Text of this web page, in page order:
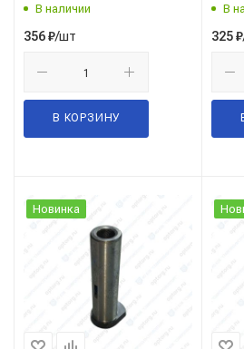
В наличии
356₽/шт
В КОРЗИНУ
В
325₽
Новинка